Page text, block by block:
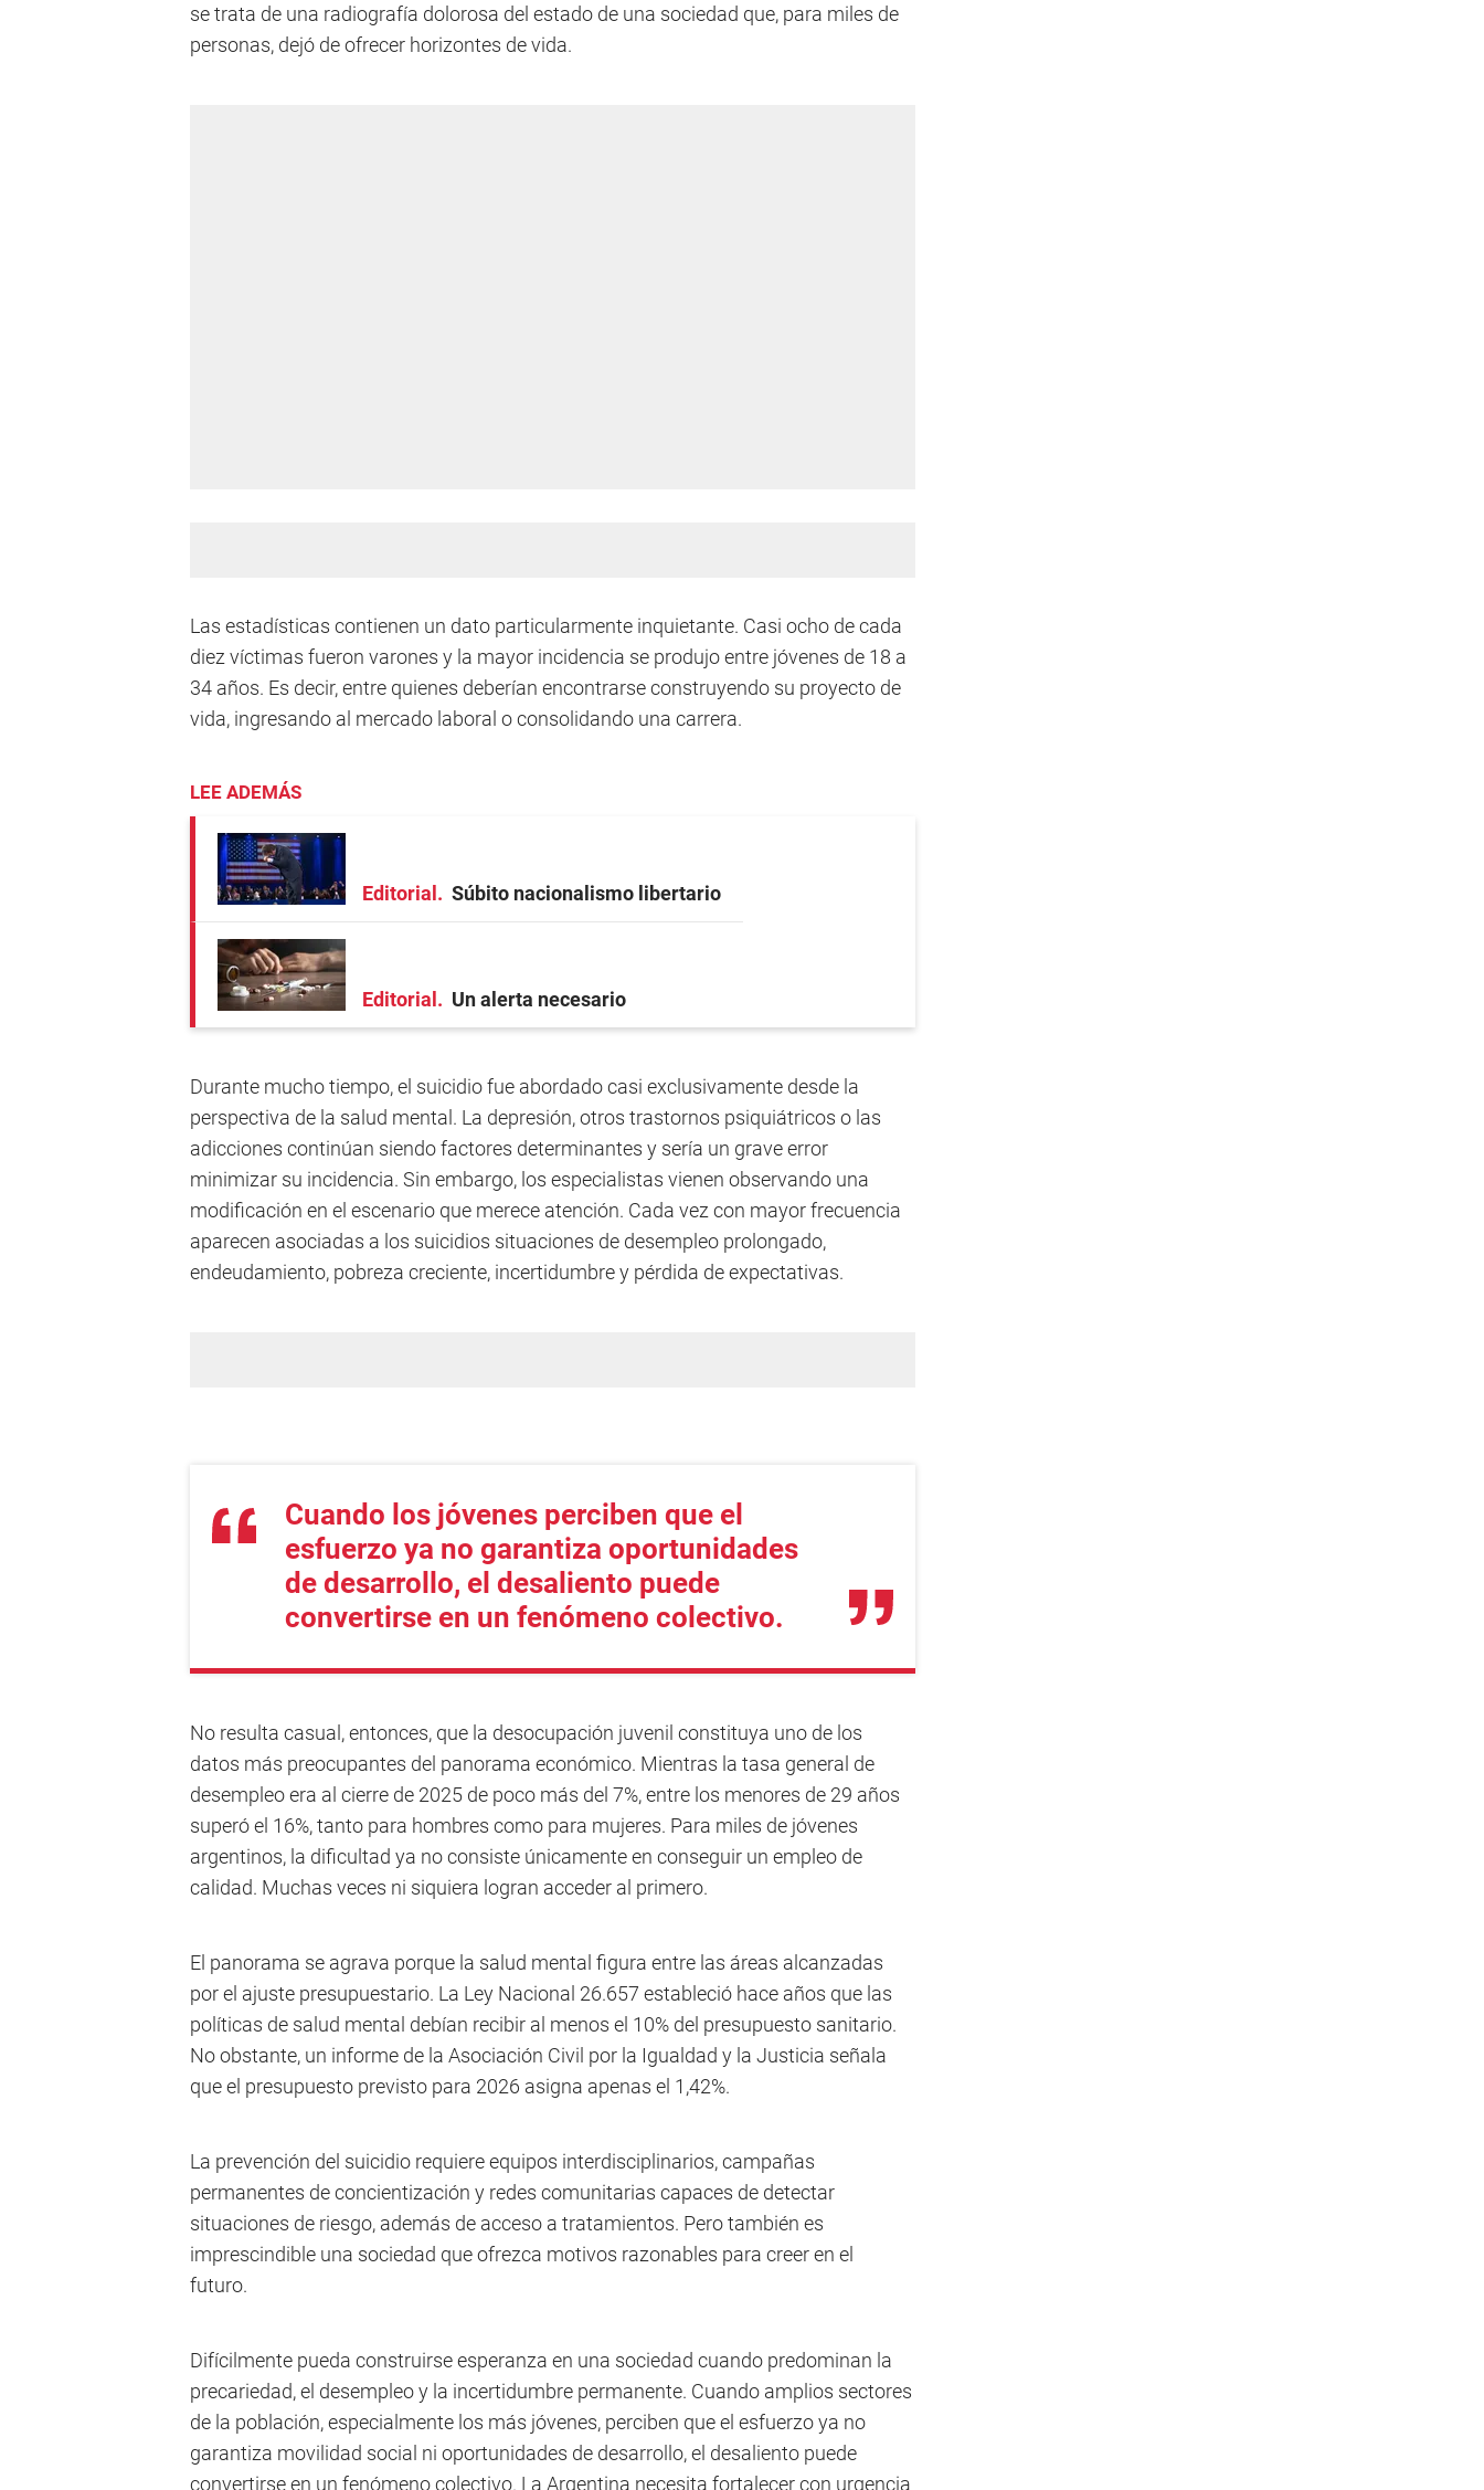
se trata de una radiografía dolorosa del estado de una sociedad que, para miles de
personas, dejó de ofrecer horizontes de vida.
Las estadísticas contienen un dato particularmente inquietante. Casi ocho de cada
diez víctimas fueron varones y la mayor incidencia se produjo entre jóvenes de 18 a
34 años. Es decir, entre quienes deberían encontrarse construyendo su proyecto de
vida, ingresando al mercado laboral o consolidando una carrera.
LEE ADEMÁS
Editorial Súbito nacionalismo libertario
Editorial Un alerta necesario
Durante mucho tiempo, el suicidio fue abordado casi exclusivamente desde la
perspectiva de la salud mental. La depresión, otros trastornos psiquiátricos o las
adicciones continúan siendo factores determinantes y sería un grave error
minimizar su incidencia. Sin embargo, los especialistas vienen observando una
modificación en el escenario que merece atención. Cada vez con mayor frecuencia
aparecen asociadas a los suicidios situaciones de desempleo prolongado,
endeudamiento, pobreza creciente, incertidumbre y pérdida de expectativas.
Cuando los jóvenes perciben que el
esfuerzo ya no garantiza oportunidades
de desarrollo, el desaliento puede
convertirse en un fenómeno colectivo.
No resulta casual, entonces, que la desocupación juvenil constituya uno de los
datos más preocupantes del panorama económico. Mientras la tasa general de
desempleo era al cierre de 2025 de poco más del 7%, entre los menores de 29 años
superó el 16%, tanto para hombres como para mujeres. Para miles de jóvenes
argentinos, la dificultad ya no consiste únicamente en conseguir un empleo de
calidad. Muchas veces ni siquiera logran acceder al primero.
El panorama se agrava porque la salud mental figura entre las áreas alcanzadas
por el ajuste presupuestario. La Ley Nacional 26.657 estableció hace años que las
políticas de salud mental debían recibir al menos el 10% del presupuesto sanitario.
No obstante, un informe de la Asociación Civil por la Igualdad y la Justicia señala
que el presupuesto previsto para 2026 asigna apenas el 1,42%.
La prevención del suicidio requiere equipos interdisciplinarios, campañas
permanentes de concientización y redes comunitarias capaces de detectar
situaciones de riesgo, además de acceso a tratamientos. Pero también es
imprescindible una sociedad que ofrezca motivos razonables para creer en el
futuro.
Difícilmente pueda construirse esperanza en una sociedad cuando predominan la
precariedad, el desempleo y la incertidumbre permanente. Cuando amplios sectores
de la población, especialmente los más jóvenes, perciben que el esfuerzo ya no
garantiza movilidad social ni oportunidades de desarrollo, el desaliento puede
convertirse en un fenómeno colectivo. La Argentina necesita fortalecer con urgencia